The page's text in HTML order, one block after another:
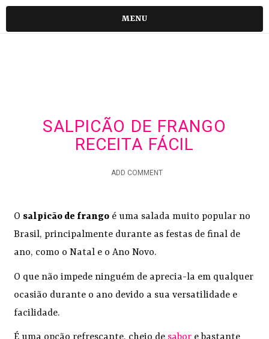
MENU
SALPICÃO DE FRANGO
RECEITA FÁCIL
ADD COMMENT
O salpicão de frango é uma salada muito popular no
Brasil, principalmente durante as festas de final de
ano, como o Natal e o Ano Novo.
O que não impede ninguém de aprecia-la em qualquer
ocasião durante o ano devido a sua versatilidade e
facilidade.